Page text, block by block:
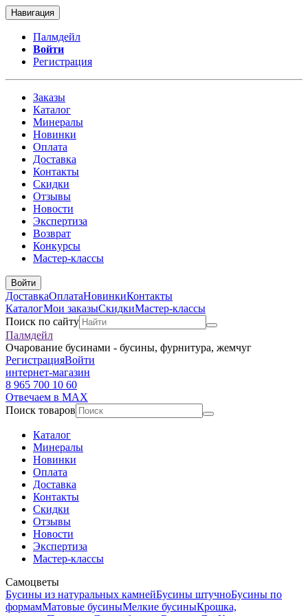
Навигация
Палмдейл
Войти
Регистрация
Заказы
Каталог
Минералы
Новинки
Оплата
Доставка
Контакты
Скидки
Отзывы
Новости
Экспертиза
Возврат
Конкурсы
Мастер-классы
Войти
ДоставкаОплатаНовинкиКонтакты
КаталогМои заказыСкидкиМастер-классы
Поиск по сайту
Палмдейл
Очарование бусинами - бусины, фурнитура, жемчуг
РегистрацияВойти
интернет-магазин
8 965 700 10 60
Отвечаем в MAX
Поиск товаров
Каталог
Минералы
Новинки
Оплата
Доставка
Контакты
Скидки
Отзывы
Новости
Экспертиза
Мастер-классы
Самоцветы
Бусины из натуральных камнейБусины штучноБусины по
формамМатовые бусиныМелкие бусиныКрошка,